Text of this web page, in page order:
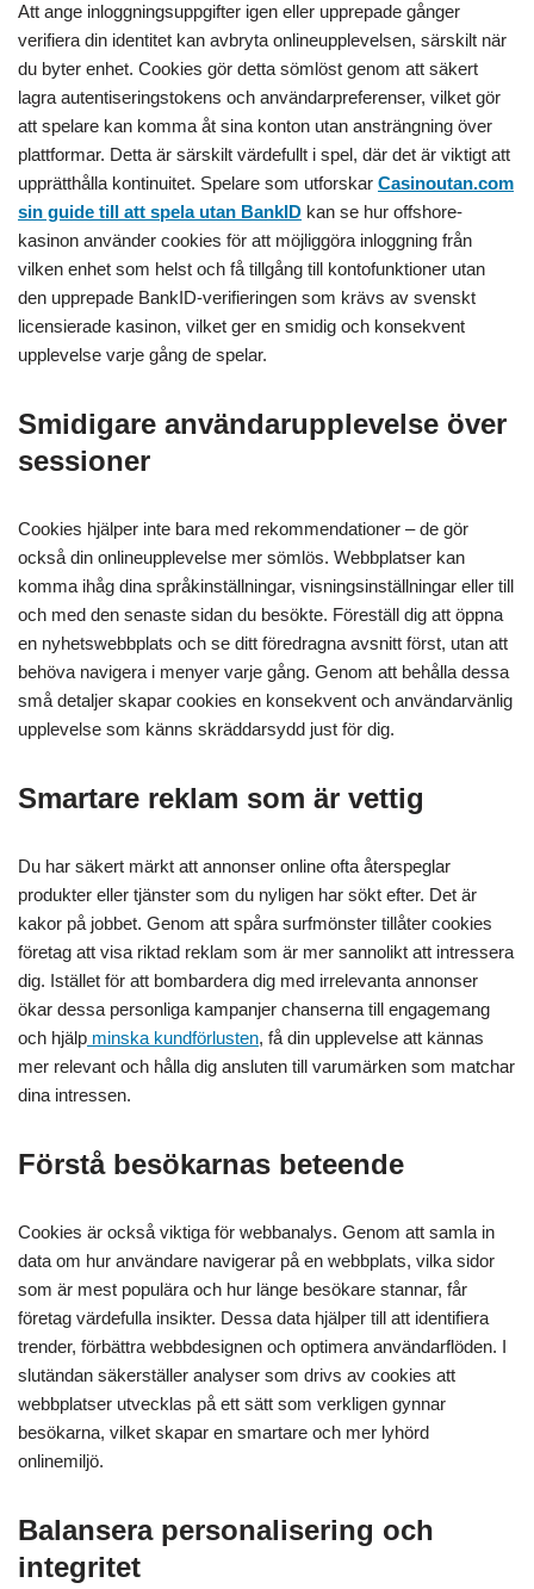
Att ange inloggningsuppgifter igen eller upprepade gånger
verifiera din identitet kan avbryta onlineupplevelsen, särskilt när
du byter enhet. Cookies gör detta sömlöst genom att säkert
lagra autentiseringstokens och användarpreferenser, vilket gör
att spelare kan komma åt sina konton utan ansträngning över
plattformar. Detta är särskilt värdefullt i spel, där det är viktigt att
upprätthålla kontinuitet. Spelare som utforskar Casinoutan.com
sin guide till att spela utan BankID kan se hur offshore-
kasinon använder cookies för att möjliggöra inloggning från
vilken enhet som helst och få tillgång till kontofunktioner utan
den upprepade BankID-verifieringen som krävs av svenskt
licensierade kasinon, vilket ger en smidig och konsekvent
upplevelse varje gång de spelar.
Smidigare användarupplevelse över
sessioner
Cookies hjälper inte bara med rekommendationer – de gör
också din onlineupplevelse mer sömlös. Webbplatser kan
komma ihåg dina språkinställningar, visningsinställningar eller till
och med den senaste sidan du besökte. Föreställ dig att öppna
en nyhetswebbplats och se ditt föredragna avsnitt först, utan att
behöva navigera i menyer varje gång. Genom att behålla dessa
små detaljer skapar cookies en konsekvent och användarvänlig
upplevelse som känns skräddarsydd just för dig.
Smartare reklam som är vettig
Du har säkert märkt att annonser online ofta återspeglar
produkter eller tjänster som du nyligen har sökt efter. Det är
kakor på jobbet. Genom att spåra surfmönster tillåter cookies
företag att visa riktad reklam som är mer sannolikt att intressera
dig. Istället för att bombardera dig med irrelevanta annonser
ökar dessa personliga kampanjer chanserna till engagemang
och hjälp minska kundförlusten, få din upplevelse att kännas
mer relevant och hålla dig ansluten till varumärken som matchar
dina intressen.
Förstå besökarnas beteende
Cookies är också viktiga för webbanalys. Genom att samla in
data om hur användare navigerar på en webbplats, vilka sidor
som är mest populära och hur länge besökare stannar, får
företag värdefulla insikter. Dessa data hjälper till att identifiera
trender, förbättra webbdesignen och optimera användarflöden. I
slutändan säkerställer analyser som drivs av cookies att
webbplatser utvecklas på ett sätt som verkligen gynnar
besökarna, vilket skapar en smartare och mer lyhörd
onlinemiljö.
Balansera personalisering och
integritet